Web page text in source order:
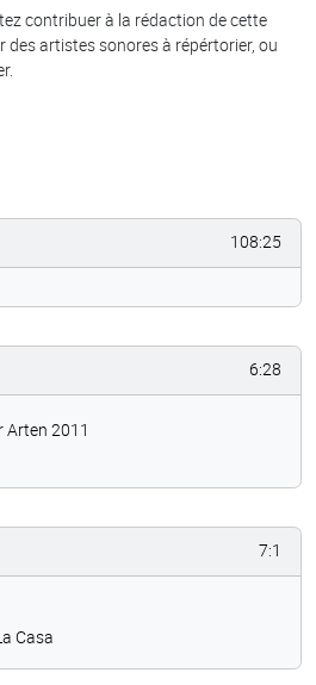
contribuer à la rédaction de cette
des artistes sonores à répértorier, ou
108:25
6:28
Arten 2011
7:1
Casa